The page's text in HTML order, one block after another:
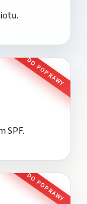
DO POPRAWY
SPF.
DO POPRAWY